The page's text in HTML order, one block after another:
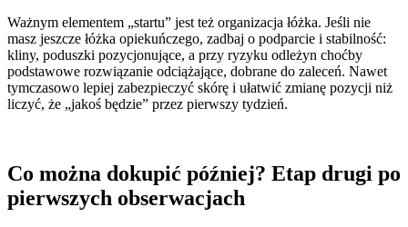
Ważnym elementem „startu” jest też organizacja łóżka. Jeśli nie
masz jeszcze łóżka opiekuńczego, zadbaj o podparcie i stabilność:
kliny, poduszki pozycjonujące, a przy ryzyku odleżyn choćby
podstawowe rozwiązanie odciążające, dobrane do zaleceń. Nawet
tymczasowo lepiej zabezpieczyć skórę i ułatwić zmianę pozycji niż
liczyć, że „jakoś będzie” przez pierwszy tydzień.
Co można dokupić później? Etap drugi po
pierwszych obserwacjach